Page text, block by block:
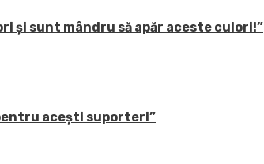
și sunt mândru să apăr aceste culori!”
acești suporteri”